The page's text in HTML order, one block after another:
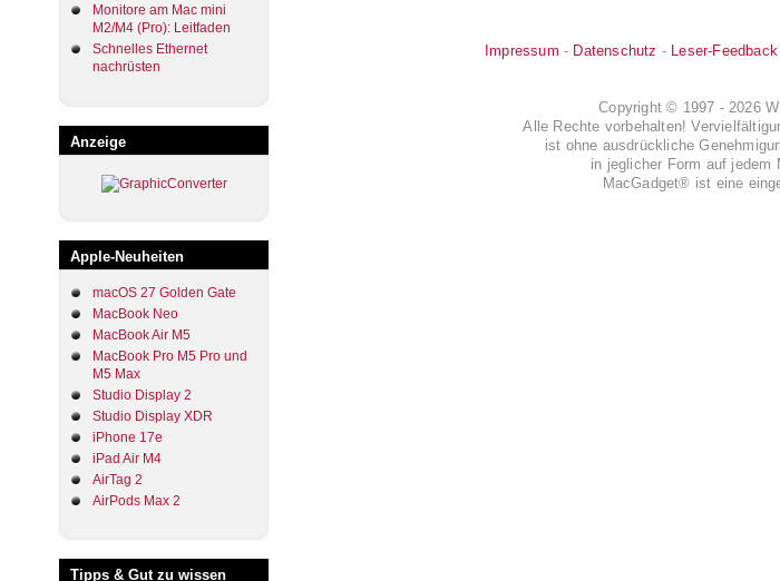
Monitore am Mac mini
M2/M4 (Pro): Leitfaden
Schnelles Ethernet
nachrüsten
Anzeige
Apple-Neuheiten
macOS 27 Golden Gate
MacBook Neo
MacBook Air M5
MacBook Pro M5 Pro und
M5 Max
Studio Display 2
Studio Display XDR
iPhone 17e
iPad Air M4
AirTag 2
AirPods Max 2
Tipps & Gut zu wissen
Impressum - Datenschutz - Leser-Feedback
Copyright © 1997 - 2026
Alle Rechte vorbehalten!
ist ohne ausdrückliche
in jeglicher Form auf jedem
MacGadget® ist eine